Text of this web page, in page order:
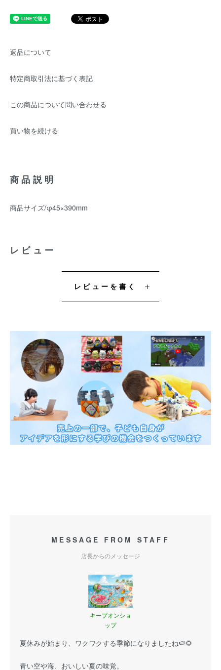
返品について
特定商取引法に基づく表記
この商品について問い合わせる
買い物を続ける
商品説明
商品サイズ/φ45×390mm
レビュー
レビューを書く
MESSAGE FROM STAFF
店長からのメッセージ
キープオンショ
ップ
夏休みが始まり、ワクワクする季節になりましたね🍉🌻
青い空や海、おいしい夏の味覚。